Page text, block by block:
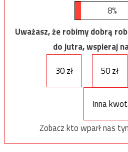
8%
Uważasz, że robimy dobrą
do jutra, wspieraj
30 zł
50 zł
Inna
Zobacz kto wparł nas